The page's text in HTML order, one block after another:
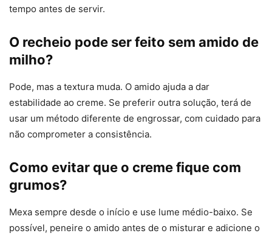
tempo antes de servir.
O recheio pode ser feito sem amido de
milho?
Pode, mas a textura muda. O amido ajuda a dar
estabilidade ao creme. Se preferir outra solução, terá de
usar um método diferente de engrossar, com cuidado para
não comprometer a consistência.
Como evitar que o creme fique com
grumos?
Mexa sempre desde o início e use lume médio-baixo. Se
possível, peneire o amido antes de o misturar e adicione o